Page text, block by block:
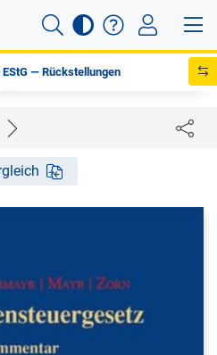
EStG — Rückstellungen